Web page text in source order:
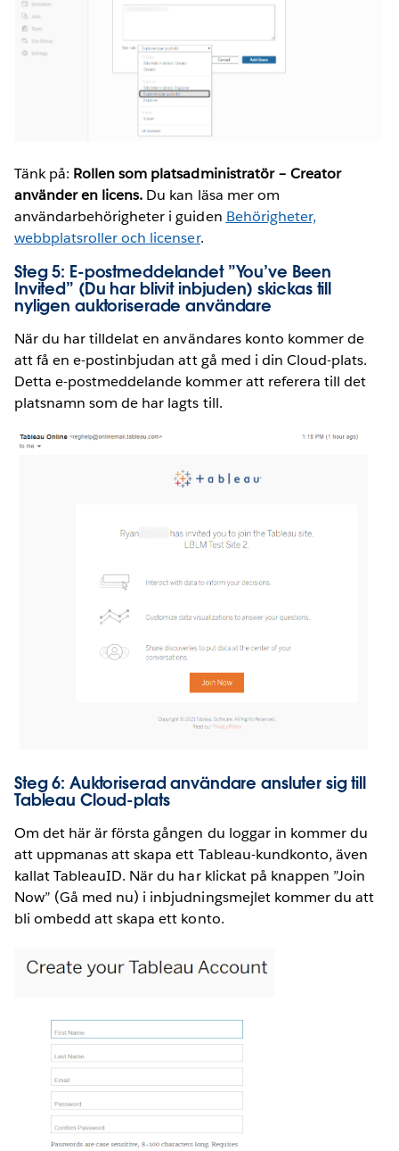
Tänk på: Rollen som platsadministratör – Creator
använder en licens. Du kan läsa mer om
användarbehörigheter i guiden Behörigheter,
webbplatsroller och licenser.
Steg 5: E-postmeddelandet ”You’ve Been
Invited” (Du har blivit inbjuden) skickas till
nyligen auktoriserade användare
När du har tilldelat en användares konto kommer de
att få en e-postinbjudan att gå med i din Cloud-plats.
Detta e-postmeddelande kommer att referera till det
platsnamn som de har lagts till.
Steg 6: Auktoriserad användare ansluter sig till
Tableau Cloud-plats
Om det här är första gången du loggar in kommer du
att uppmanas att skapa ett Tableau-kundkonto, även
kallat TableauID. När du har klickat på knappen ”Join
Now” (Gå med nu) i inbjudningsmejlet kommer du att
bli ombedd att skapa ett konto.